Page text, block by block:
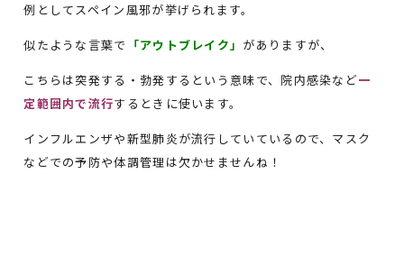
例としてスペイン風邪が挙げられます。
似たような言葉で 「アウトブレイク」 がありますが、
こちらは突発する・勃発するという意味で、院内感染など一
定範囲内で流行するときに使います。
インフルエンザや新型肺炎が流行していているので、マスク
などでの予防や体調管理は欠かせませんね！